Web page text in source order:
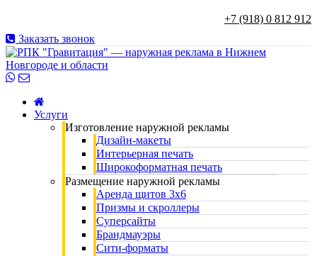
+7 (918) 0 812 912
Заказать звонок
Услуги
Изготовление наружной рекламы
Дизайн-макеты
Интерьерная печать
Широкоформатная печать
Размещение наружной рекламы
Аренда щитов 3х6
Призмы и скроллеры
Суперсайты
Брандмауэры
Сити-форматы